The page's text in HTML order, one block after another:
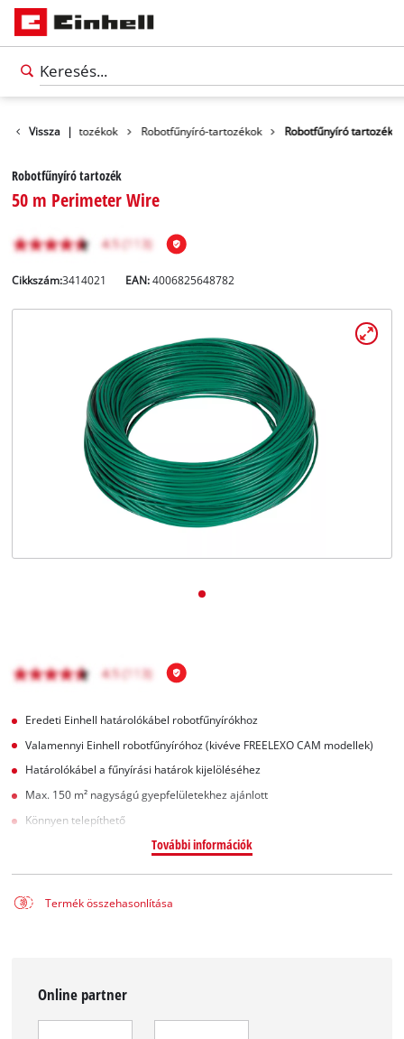
Magyar
Vissza |
gépek és tartozékok Robotfűnyíró-tartozékok Robotfűnyíró tartozék
Robotfűnyíró tartozék
50 m Perimeter Wire
Cikkszám:3414021 EAN:4006825648782
Eredeti Einhell határolókábel robotfűnyírókhoz
Valamennyi Einhell robotfűnyíróhoz (kivéve FREELEXO CAM modellek)
Határolókábel a fűnyírási határok kijelöléséhez
Max. 150 m² nagyságú gyepfelületekhez ajánlott
Könnyen telepíthető
További információk
Termék összehasonlítása
Online partner